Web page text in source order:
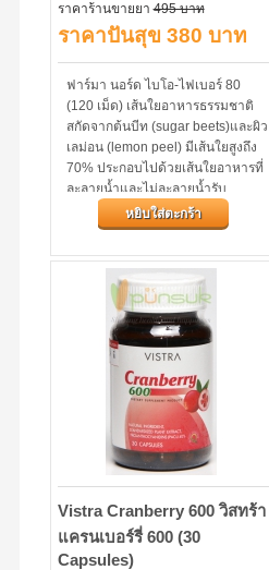
ราคาร้านขายยา495 บาท
ราคาปันสุข 380 บาท
ฟาร์มา นอร์ด ไบโอ-ไฟเบอร์ 80
(120 เม็ด) เส้นใยอาหารธรรมชาติ
สกัดจากต้นบีท (sugar beets)และผิว
เลม่อน (lemon peel) มีเส้นใยสูงถึง
70% ประกอบไปด้วยเส้นใยอาหารที่
ละลายน้ำและไม่ละลายน้ำรับ
ประทานง่ายผลิตภายใต้มาตรฐาน
Danish pharmaceutical control
หยิบใส่ตะกร้า
Vistra Cranberry 600 วิสทร้า
แครนเบอร์รี่ 600 (30
Capsules)